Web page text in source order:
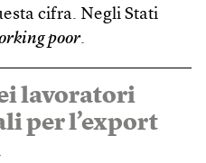
cifra. Negli Stati
poor.
lavoratori
per l’export